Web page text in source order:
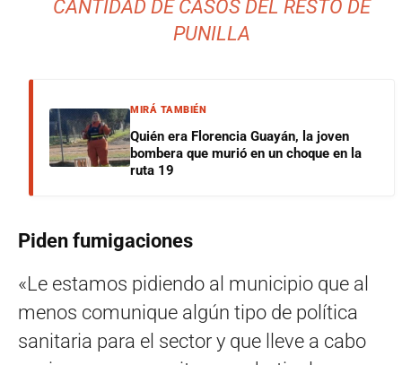
CANTIDAD DE CASOS DEL RESTO DE
PUNILLA
MIRÁ TAMBIÉN
Quién era Florencia Guayán, la joven
bombera que murió en un choque en la
ruta 19
Piden fumigaciones
«Le estamos pidiendo al municipio que al
menos comunique algún tipo de política
sanitaria para el sector y que lleve a cabo